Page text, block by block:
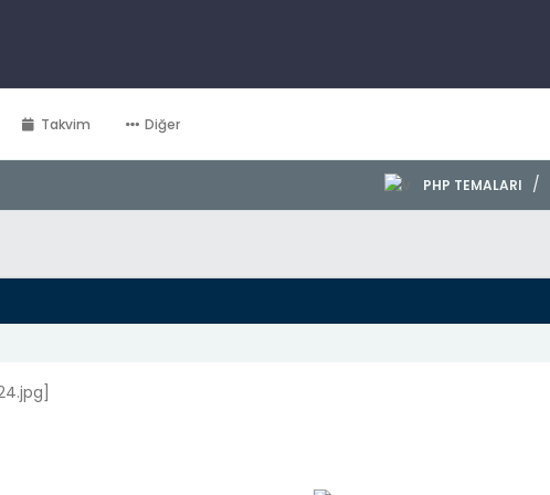
Takvim Diğer
/
PHP TEMALARI